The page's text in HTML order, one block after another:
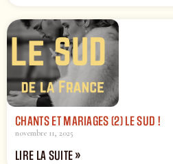
CHANTS ET MARIAGES (2) LE SUD !
novembre 11, 2025
LIRE LA SUITE »